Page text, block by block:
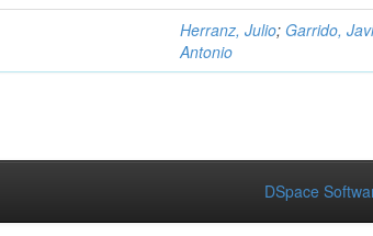
Herranz, Julio; Garrido,
Antonio
DSpace